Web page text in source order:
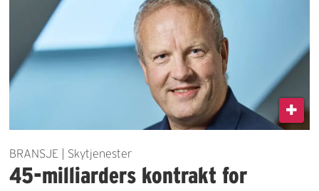
BRANSJE | Skytjenester
45-milliarders kontrakt for